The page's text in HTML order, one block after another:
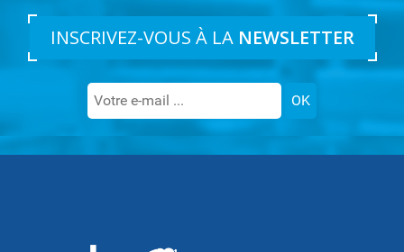
INSCRIVEZ-VOUS À LA NEWSLETTER